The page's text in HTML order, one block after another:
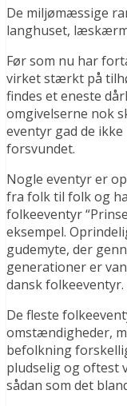
De miljømæssige
langhuset,
Før som nu har
virket stærkt på
findes et eneste
omgivelserne nok
eventyr gad de
forsvundet.
Nogle eventyr er
fra folk til folk og
folkeeventyr
eksempel.
gudemyte, der
generationer er
dansk folkeeventyr.
De fleste
omstændigheder,
befolkning
pludselig og oftest
sådan som det